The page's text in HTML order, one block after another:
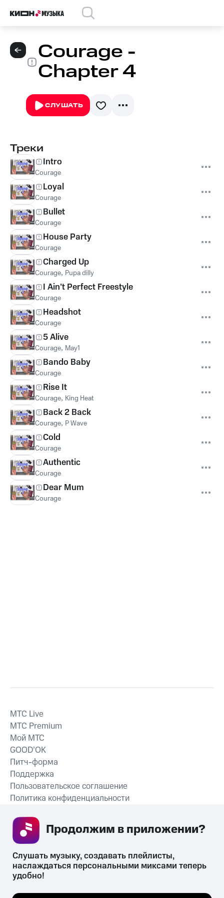
Courage -
Chapter 4
СЛУШАТЬ
Треки
Intro
Courage
Loyal
Courage
Bullet
Courage
House Party
Courage
Charged Up
Courage, Pupa dilly
I Ain't Perfect Freestyle
Courage
Headshot
Courage
5 Alive
Courage, May1
Bando Baby
Courage
Rise It
Courage, King Heat
Back 2 Back
Courage, P Wave
Cold
Courage
Authentic
Courage
Dear Mum
Courage
СКАЧАТЬ ПРИЛОЖЕНИЕ
MTС Live
MTС Premium
Мой МТС
GOOD’OK
Питч-форма
Поддержка
Пользовательское соглашение
Политика конфиденциальности
психотропных веществ, их аналогов причиняет вред здоровью,
Слушать музыку, создавать плейлисты,
наслаждаться персональными миксами теперь
удобно!